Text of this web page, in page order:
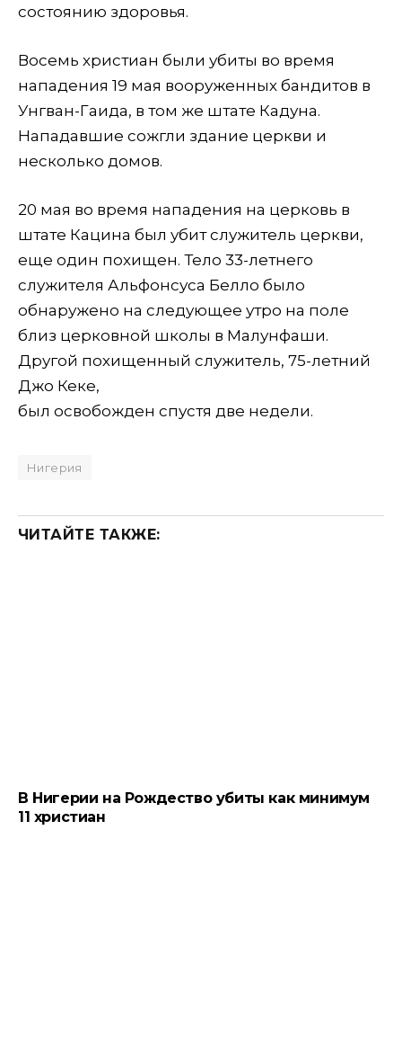
состоянию здоровья.
Восемь христиан были убиты во время
нападения 19 мая вооруженных бандитов в
Унгван-Гаида, в том же штате Кадуна.
Нападавшие сожгли здание церкви и
несколько домов.
20 мая во время нападения на церковь в
штате Кацина был убит служитель церкви,
еще один похищен. Тело 33-летнего
служителя Альфонсуса Белло было
обнаружено на следующее утро на поле
близ церковной школы в Малунфаши.
Другой похищенный служитель, 75-летний
Джо Кеке,
был освобожден спустя две недели.
Нигерия
ЧИТАЙТЕ ТАКЖЕ:
В Нигерии на Рождество убиты как минимум
11 христиан